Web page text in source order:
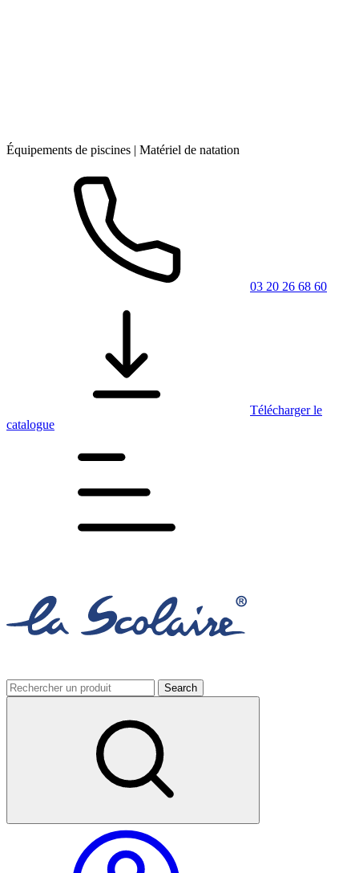
Équipements de piscines | Matériel de natation
03 20 26 68 60
Télécharger le
catalogue